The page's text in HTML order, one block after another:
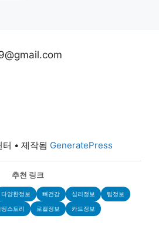
• 제작됨 GeneratePress
추천 링크
다양한정보 뼈건강 심리정보 팁정보
띵스토리 로컬정보 카드정보